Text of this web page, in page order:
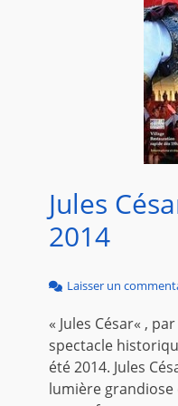
Jules
2014
Laisser un
« Jules César« ,
spectacle
été 2014. Jules
lumière grandiose